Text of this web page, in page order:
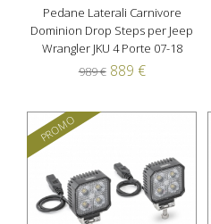
Pedane Laterali Carnivore
Dominion Drop Steps per Jeep
Wrangler JKU 4 Porte 07-18
989 € 889 €
PROMO